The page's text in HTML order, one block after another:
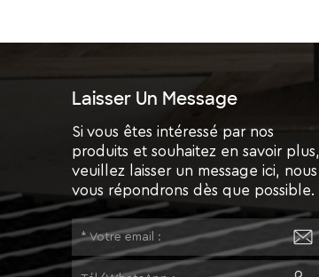
Laisser Un Message
Si vous êtes intéressé par nos
produits et souhaitez en savoir plus,
veuillez laisser un message ici, nous
vous répondrons dès que possible.